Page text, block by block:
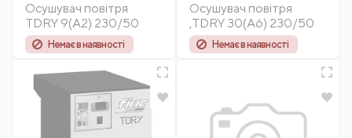
Осушувач повітря
TDRY 9(A2) 230/50
Немає в наявності
Осушувач повітря
,TDRY 30(A6) 230/50
Немає в наявності